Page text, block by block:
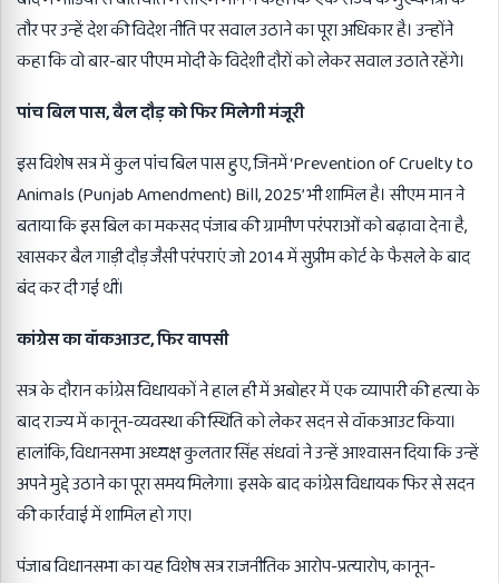
तौर पर उन्हें देश की विदेश नीति पर सवाल उठाने का पूरा अधिकार है। उन्होंने
कहा कि वो बार-बार पीएम मोदी के विदेशी दौरों को लेकर सवाल उठाते रहेंगे।
पांच बिल पास,बैल दौड़ को फिर मिलेगी मंजूरी
इस विशेष सत्र में कुल पांच बिल पास हुए, जिनमें ‘Prevention of Cruelty to
Animals (Punjab Amendment) Bill, 2025’ भी शामिल है। सीएम मान ने
बताया कि इस बिल का मकसद पंजाब की ग्रामीण परंपराओं को बढ़ावा देना है,
खासकर बैल गाड़ी दौड़ जैसी परंपराएं जो 2014 में सुप्रीम कोर्ट के फैसले के बाद
बंद कर दी गई थीं।
कांग्रेस का वॉकआउट,फिर वापसी
सत्र के दौरान कांग्रेस विधायकों ने हाल ही में अबोहर में एक व्यापारी की हत्या के
बाद राज्य में कानून-व्यवस्था की स्थिति को लेकर सदन से वॉकआउट किया।
हालांकि, विधानसभा अध्यक्ष कुलतार सिंह संधवां ने उन्हें आश्वासन दिया कि उन्हें
अपने मुद्दे उठाने का पूरा समय मिलेगा। इसके बाद कांग्रेस विधायक फिर से सदन
की कार्रवाई में शामिल हो गए।
पंजाब विधानसभा का यह विशेष सत्र राजनीतिक आरोप-प्रत्यारोप, कानून-